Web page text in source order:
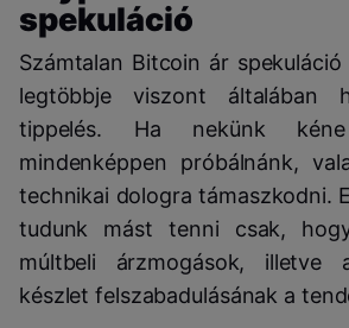
spekuláció
Számtalan Bitcoin ár
legtöbbje viszont általában
tippelés. Ha nekünk
mindenképpen próbálnánk,
technikai dologra támaszkodni.
tudunk mást tenni csak,
múltbeli árzmogások, illetve
készlet felszabadulásának a